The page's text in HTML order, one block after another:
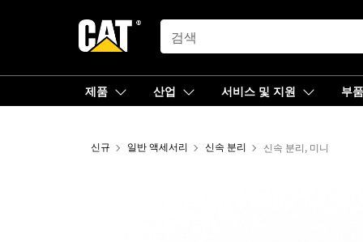
SEARCH
제품 산업 서비스 및 지원 부품
신규 일반 액세서리 신속 분리 신속 분리, 미니